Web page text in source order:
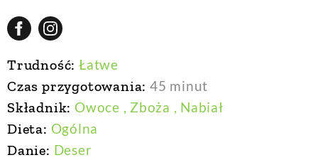
Trudność: Łatwe
Czas przygotowania: 45 minut
Składnik: Owoce , Zboża , Nabiał
Dieta: Ogólna
Danie: Deser